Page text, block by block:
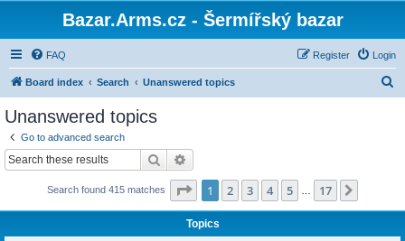
Bazar.Arms.cz - Šermířský bazar
FAQ Login
Register
Board index Search Unanswered topics
Unanswered topics
Go to advanced search
Search
Search found 415 matches Page 1of 17
1 2 3 4 5 17
Topics